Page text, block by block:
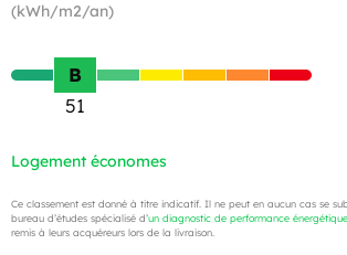
(kWh/m2/an)
B
51
Logement économes
Ce classement est donné à titre indicatif. Il ne peut en aucun cas se
bureau d’études spécialisé d’un diagnostic de performance énergétique
remis à leurs acquéreurs lors de la livraison.